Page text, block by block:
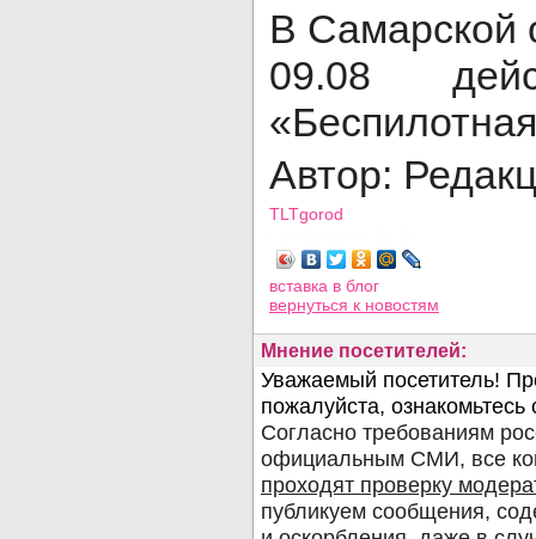
В Самарской
09.08
Автор:
TLTgorod
вставка в блог
вернуться к новостям
Мнение посетителей: